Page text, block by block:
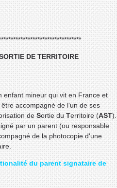
DE TERRITOIRE
enfant mineur qui vit en France et
accompagné de l'un de ses
de Sortie du Territoire (AST).
par un parent (ou responsable
de la photocopie d'une
du parent signataire de